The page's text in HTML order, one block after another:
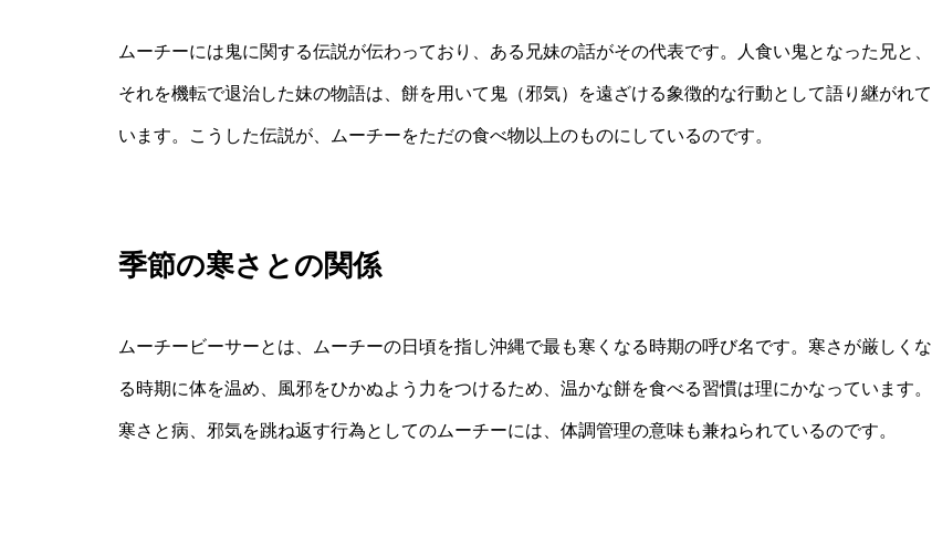
ムーチーには鬼に関する伝説が伝わっており、ある兄妹の話がその代表です。人食い鬼となった兄と、
それを機転で退治した妹の物語は、餅を用いて鬼（邪気）を遠ざける象徴的な行動として語り継がれて
います。こうした伝説が、ムーチーをただの食べ物以上のものにしているのです。
季節の寒さとの関係
ムーチービーサーとは、ムーチーの日頃を指し沖縄で最も寒くなる時期の呼び名です。寒さが厳しくな
る時期に体を温め、風邪をひかぬよう力をつけるため、温かな餅を食べる習慣は理にかなっています。
寒さと病、邪気を跳ね返す行為としてのムーチーには、体調管理の意味も兼ねられているのです。